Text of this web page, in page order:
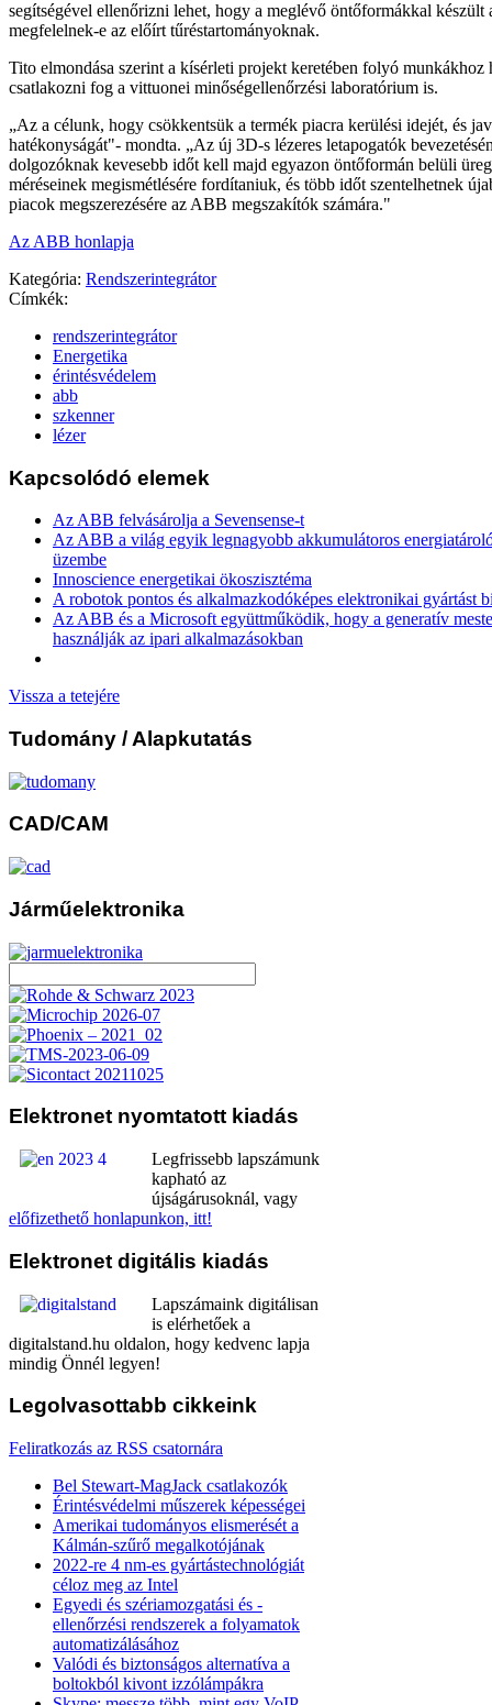
segítségével ellenőrizni lehet, hogy a meglévő öntőformákkal készült
megfelelnek-e az előírt tűréstartományoknak.
Tito elmondása szerint a kísérleti projekt keretében folyó munkákhoz
csatlakozni fog a vittuonei minőségellenőrzési laboratórium is.
„Az a célunk, hogy csökkentsük a termék piacra kerülési idejét, és
hatékonyságát"- mondta. „Az új 3D-s lézeres letapogatók
dolgozóknak kevesebb időt kell majd egyazon öntőformán belüli
méréseinek megismétlésére fordítaniuk, és több időt szentelhetnek
piacok megszerezésére az ABB megszakítók számára."
Az ABB honlapja
Kategória: Rendszerintegrátor
Címkék:
rendszerintegrátor
Energetika
érintésvédelem
abb
szkenner
lézer
Kapcsolódó elemek
Az ABB felvásárolja a Sevensense-t
Az ABB a világ egyik legnagyobb akkumulátoros
üzembe
Innoscience energetikai ökoszisztéma
A robotok pontos és alkalmazkodóképes elektronikai gyártást
Az ABB és a Microsoft együttműködik, hogy a generatív
használják az ipari alkalmazásokban
Vissza a tetejére
Tudomány / Alapkutatás
CAD/CAM
Járműelektronika
Elektronet nyomtatott kiadás
Legfrissebb lapszámunk
kapható az
újságárusoknál, vagy
előfizethető honlapunkon, itt!
Elektronet digitális kiadás
Lapszámaink digitálisan
is elérhetőek a
digitalstand.hu oldalon, hogy kedvenc lapja
mindig Önnél legyen!
Legolvasottabb cikkeink
Feliratkozás az RSS csatornára
Bel Stewart-MagJack csatlakozók
Érintésvédelmi műszerek képességei
Amerikai tudományos elismerését a
Kálmán-szűrő megalkotójának
2022-re 4 nm-es gyártástechnológiát
céloz meg az Intel
Egyedi és szériamozgatási és -
ellenőrzési rendszerek a folyamatok
automatizálásához
Valódi és biztonságos alternatíva a
boltokból kivont izzólámpákra